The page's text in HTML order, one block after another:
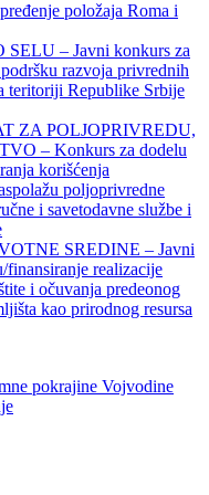
položaja Roma i
– Javni konkurs za
razvoja privrednih
teritoriji Republike Srbije
ZA POLJOPRIVREDU,
– Konkurs za dodelu
korišćenja
poljoprivredne
i savetodavne službe i
SREDINE – Javni
finansiranje realizacije
i očuvanja predeonog
kao prirodnog resursa
pokrajine Vojvodine